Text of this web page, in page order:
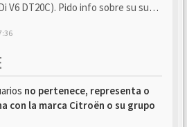
V6 DT20C). Pido info sobre su sustitución
no pertenece, representa o
con la marca Citroën o su grupo